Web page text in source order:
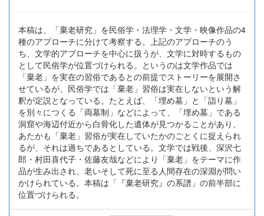
本稿は、「棄老研究」を民俗学・法理学・文学・映像作品の4
種のアプローチに分けて考察する。上記のアプローチのう
ち、文学的アプローチを中心に扱うが、文学に対時するもの
として民俗学が位置づけられる。というのは文学作品では
「棄老」を実在の習俗であるとの前提でストーリーを展開さ
せているが、民俗学では「棄老」習俗は実在しないという解
釈が定説となっている。たとえば、「埋め墓」と「詣り墓」
を別々につくる「両墓制」などによって、「埋め墓」である
洞窟や海辺付近から白骨化した遺体が見つかることがあり、
あたかも「棄老」習俗が実在していたかのごとくに捉えられ
るが、それは過ちであるとしている。文学では戦後、深沢七
郎・村田喜代子・佐藤友哉などにより「棄老」をテーマに作
品が生み出され、老いそして死に至る人間存在の深淵が問い
かけられている。本稿は「『棄老研究』の系譜」の前半部に
位置づけられる。